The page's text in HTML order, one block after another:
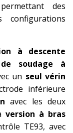
des
configurations
à descente
soudage à
un seul vérin
inférieure
avec les deux
version à bras
TE93, avec